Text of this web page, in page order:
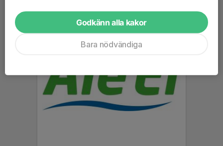
Godkänn alla kakor
Bara nödvändiga